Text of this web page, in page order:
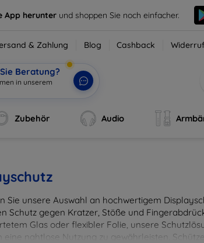
App herunter und shoppen Sie noch einfacher.
& Zahlung Blog Cashback
Beratung?
in unserem
Zubehör Audio
Sie unsere Auswahl an hochwertigem
Schutz gegen Kratzer, Stöße und
Glas oder flexibler Folie, unsere
eine nahtlose Nutzung zu gewährleisten.